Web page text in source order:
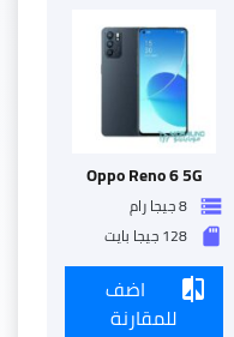
Oppo Reno 6 5G
storage 8 جيجا رام
sd_storage 128 جيجا بايت
compare
اضف
للمقارنة